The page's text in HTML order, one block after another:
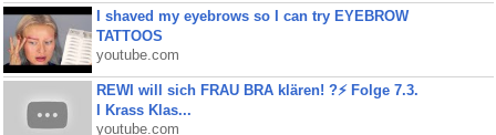
I shaved my eyebrows so I can try EYEBROW
TATTOOS
youtube.com
REWI will sich FRAU BRA klären! ?⚡️ Folge 7.3.
I Krass Klas...
youtube.com